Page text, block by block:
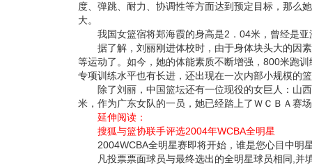
度、弹跳、耐力、协调性等方面达到预定目标，那么
大。
我国女篮宿将郑海霞的身高是2．04米，曾经是亚
据了解，刘丽刚进体校时，由于身体块头大的因素
等运动了。如今，她的体能素质不断增强，800米跑
专项训练水平也有长进，还出现在一次内部小规模的
除了刘丽，中国篮坛还有一位现役的女巨人：山
米，作为广东女队的一员，她已经踏上了ＷＣＢＡ赛
延伸阅读：
搜狐与篮协联手评选2004年WCBA全明星
2004WCBA全明星赛即将开始，谁是您心目中明
凡投票票面球员与最终选出的全明星球员相同,并